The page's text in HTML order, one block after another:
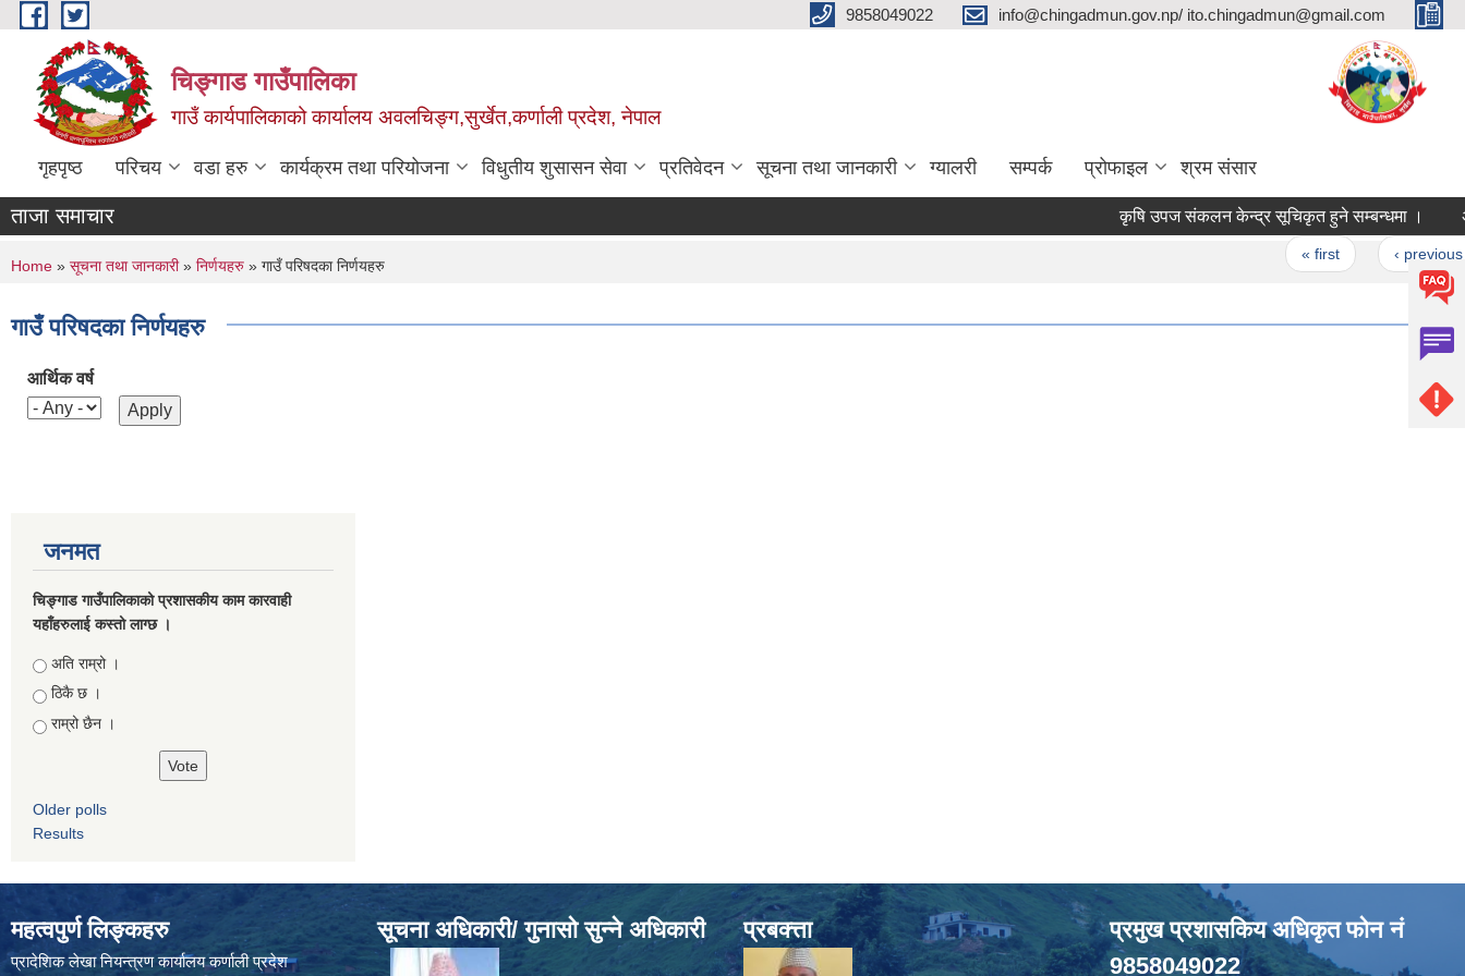
Skip to main content 9858049022 info@chingadmun.gov.np/ ito.chingadmun@gmail.com
चिङ्गाड गाउँपालिका
गाउँ कार्यपालिकाको कार्यालय अवलचिङ्ग,सुर्खेत,कर्णाली प्रदेश, नेपाल
गृहपृष्ठ परिचय वडा हरु कार्यक्रम तथा परियोजना विधुतीय शुसासन सेवा प्रतिवेदन सूचना तथा जानकारी ग्यालरी सम्पर्क प्रोफाइल श्रम संसार
ताजा समाचार कृषि उपज संकलन केन्द्र सूचिकृत हुने सम्बन्धमा ।
« first ‹ previous
You are here
Home » सूचना तथा जानकारी» निर्णयहरु » गाउँ परिषदका निर्णयहरु
गाउँ परिषदका निर्णयहरु
आर्थिक वर्ष
जनमत
चिङ्गाड गाउँपालिकाको प्रशासकीय काम कारवाही
यहाँहरुलाई कस्तो लाग्छ ।
Choices
अति राम्रो ।
ठिकै छ ।
राम्रो छैन ।
Older polls
Results
महत्वपुर्ण लिङ्कहरु
प्रादेशिक लेखा नियन्त्रण कार्यालय कर्णाली प्रदेश
सूचना अधिकारी/ गुनासो सुन्ने अधिकारी प्रबक्त्ता
प्रमुख प्रशासकिय अधिकृत फोन नं
9858049022